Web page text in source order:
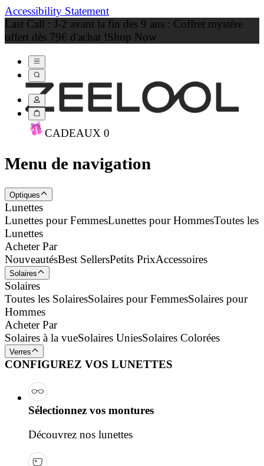
Accessibility Statement
Last Call : J-2 avant la fin des 9 ans : Coffret mystère
offert dès 79€ d'achat !Shop Now
CADEAUX 0
Menu de navigation
Optiques
Lunettes
Lunettes pour FemmesLunettes pour HommesToutes les
Lunettes
Acheter Par
NouveautésBest SellersPetits PrixAccessoires
Solaires
Solaires
Toutes les SolairesSolaires pour FemmesSolaires pour
Hommes
Acheter Par
Solaires à la vueSolaires UniesSolaires Colorées
Verres
CONFIGUREZ VOS LUNETTES
Sélectionnez vos montures
Découvrez nos lunettes